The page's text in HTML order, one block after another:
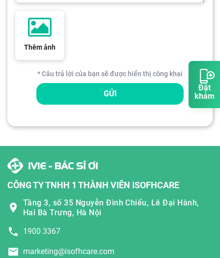
Đặt
khám
Thêm ảnh
* Câu trả lời của bạn sẽ được hiển thị công khai
GỬI
CÔNG TY TNHH 1 THÀNH VIÊN ISOFHCARE
Tầng 3, số 35 Nguyễn Đình Chiểu, Lê Đại Hành,
Hai Bà Trưng, Hà Nội
1900 3367
marketing@isofhcare.com